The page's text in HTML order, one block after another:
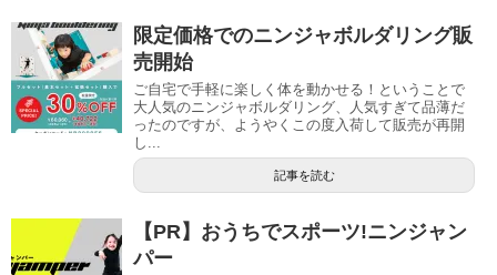
限定価格でのニンジャボルダリング販
売開始
ご自宅で手軽に楽しく体を動かせる！ということで
大人気のニンジャボルダリング、人気すぎて品薄だ
ったのですが、ようやくこの度入荷して販売が再開
し...
記事を読む
【PR】おうちでスポーツ!ニンジャン
パー